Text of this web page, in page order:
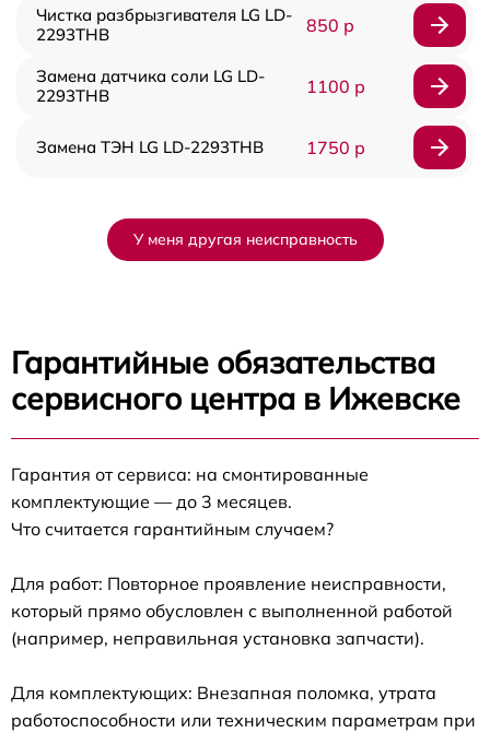
Чистка разбрызгивателя LG LD-
2293THB
850 р
Замена датчика соли LG LD-
2293THB
1100 р
Замена ТЭН LG LD-2293THB 1750 р
У меня другая неисправность
Гарантийные обязательства
сервисного центра в Ижевске
Гарантия от сервиса: на смонтированные
комплектующие — до 3 месяцев.
Что считается гарантийным случаем?
Для работ: Повторное проявление неисправности,
который прямо обусловлен с выполненной работой
(например, неправильная установка запчасти).
Для комплектующих: Внезапная поломка, утрата
работоспособности или техническим параметрам при